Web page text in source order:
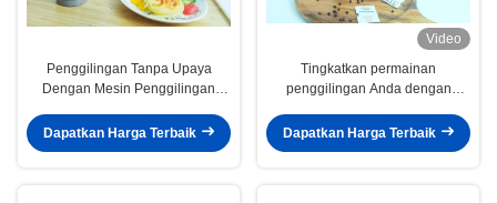
Penggilingan Tanpa Upaya
Dengan Mesin Penggilingan
5x16.3cm Ukuran
Dapatkan Harga Terbaik
Video
Tingkatkan permainan
penggilingan Anda dengan
kayu yang dapat disesuaikan
Dapatkan Harga Terbaik